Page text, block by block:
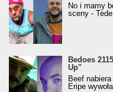
No i mamy
sceny - Tede
Bedoes
Up"
Beef
Eripe